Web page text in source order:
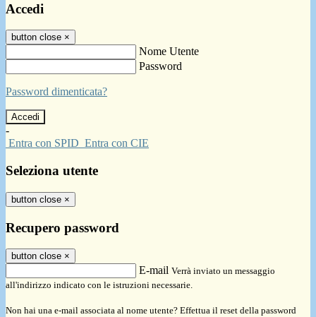
Accedi
button close ×
Nome Utente
Password
Password dimenticata?
-
Entra con SPID Entra con CIE
Seleziona utente
button close ×
Recupero password
button close ×
E-mail Verrà inviato un messaggio
all'indirizzo indicato con le istruzioni necessarie.
Non hai una e-mail associata al nome utente? Effettua il reset della password